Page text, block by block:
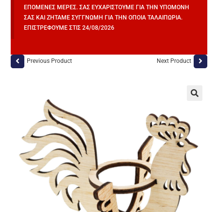
ΕΠΌΜΕΝΕΣ ΜΈΡΕΣ. ΣΑΣ ΕΥΧΑΡΙΣΤΟΎΜΕ ΓΙΑ ΤΗΝ ΥΠΟΜΟΝΉ
ΣΑΣ ΚΑΙ ΖΗΤΆΜΕ ΣΥΓΓΝΏΜΗ ΓΙΑ ΤΗΝ ΌΠΟΙΑ ΤΑΛΑΙΠΩΡΊΑ.
ΕΠΙΣΤΡΈΦΟΥΜΕ ΣΤΙΣ 24/08/2026
Previous Product Next Product